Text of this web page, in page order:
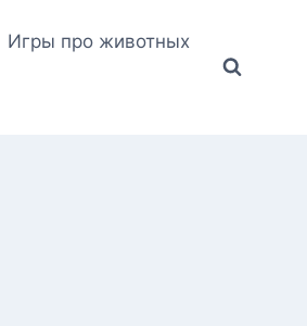
Игры про животных